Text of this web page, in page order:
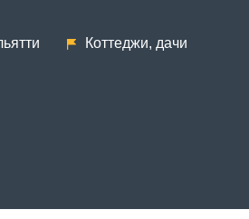
Коттеджи, дачи